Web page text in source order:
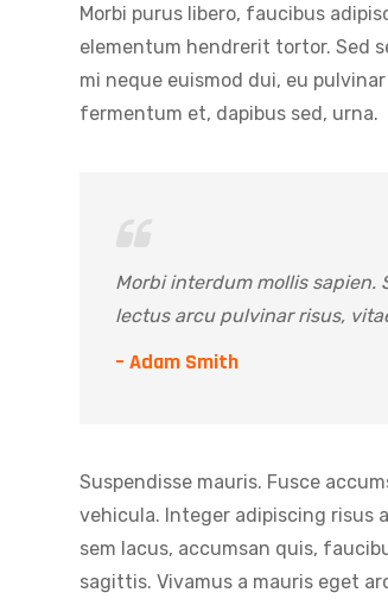
Morbi purus libero, faucibus
elementum hendrerit tortor. Sed
mi neque euismod dui, eu
fermentum et, dapibus sed, urna.
Morbi interdum mollis sapien.
lectus arcu pulvinar risus,
– Adam Smith
Suspendisse mauris. Fusce
vehicula. Integer adipiscing risus
sem lacus, accumsan quis,
sagittis. Vivamus a mauris eget